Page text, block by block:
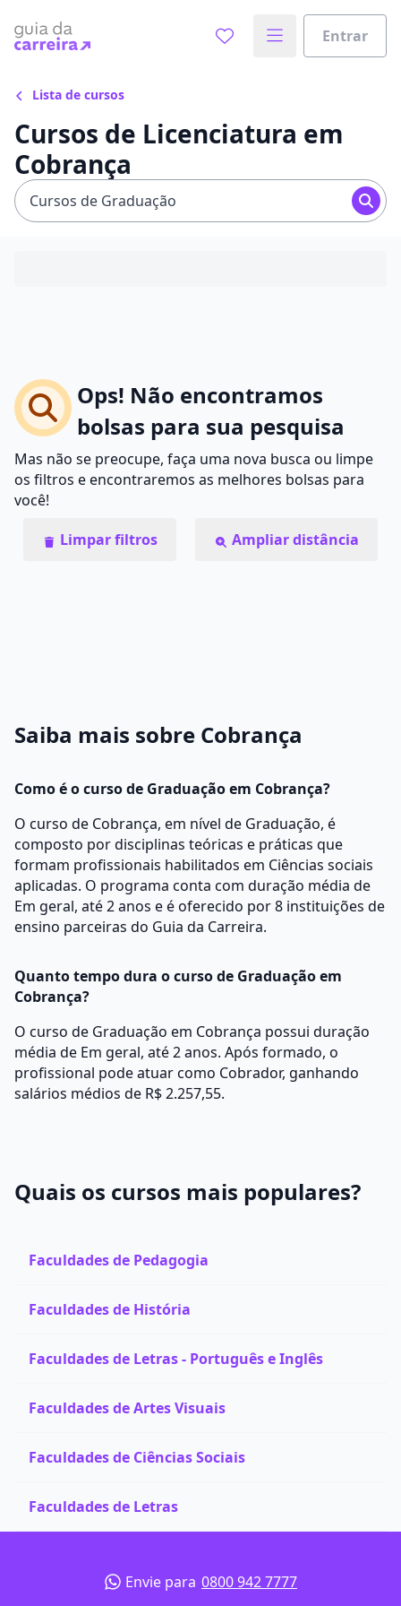
Entrar
Lista de cursos
Cursos de Licenciatura em
Cobrança
Cursos de Graduação
Ops! Não encontramos
bolsas para sua pesquisa
Mas não se preocupe, faça uma nova busca ou limpe
os filtros e encontraremos as melhores bolsas para
você!
Limpar filtros
Ampliar distância
Saiba mais sobre Cobrança
Como é o curso de Graduação em Cobrança?
O curso de Cobrança, em nível de Graduação, é
composto por disciplinas teóricas e práticas que
formam profissionais habilitados em Ciências sociais
aplicadas. O programa conta com duração média de
Em geral, até 2 anos e é oferecido por 8 instituições de
ensino parceiras do Guia da Carreira.
Quanto tempo dura o curso de Graduação em
Cobrança?
O curso de Graduação em Cobrança possui duração
média de Em geral, até 2 anos. Após formado, o
profissional pode atuar como Cobrador, ganhando
salários médios de R$ 2.257,55.
Quais os cursos mais populares?
Faculdades de Pedagogia
Faculdades de História
Faculdades de Letras - Português e Inglês
Faculdades de Artes Visuais
Faculdades de Ciências Sociais
Faculdades de Letras
Envie para 0800 942 7777